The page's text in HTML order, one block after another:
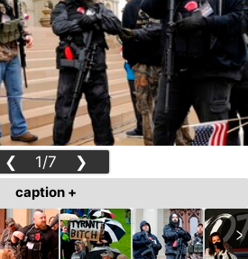
❮ 1/7 ❯
caption +